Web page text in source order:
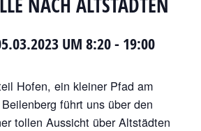
UM 8:20- 19:00
Hofen, ein kleiner Pfad am
führt uns über den
tollen Aussicht über Altstädten